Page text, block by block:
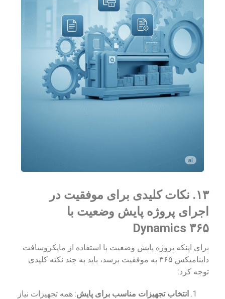
۱۳. نکات کلیدی برای موفقیت در
اجرای پروژه پایش وضعیت با
Dynamics ۳۶۵
برای اینکه پروژه پایش وضعیت با استفاده از مایکروسافت
داینامیکس ۳۶۵ به موفقیت برسد، باید به چند نکته کلیدی
توجه کرد:
انتخاب تجهیزات مناسب برای پایش: همه تجهیزات نیاز